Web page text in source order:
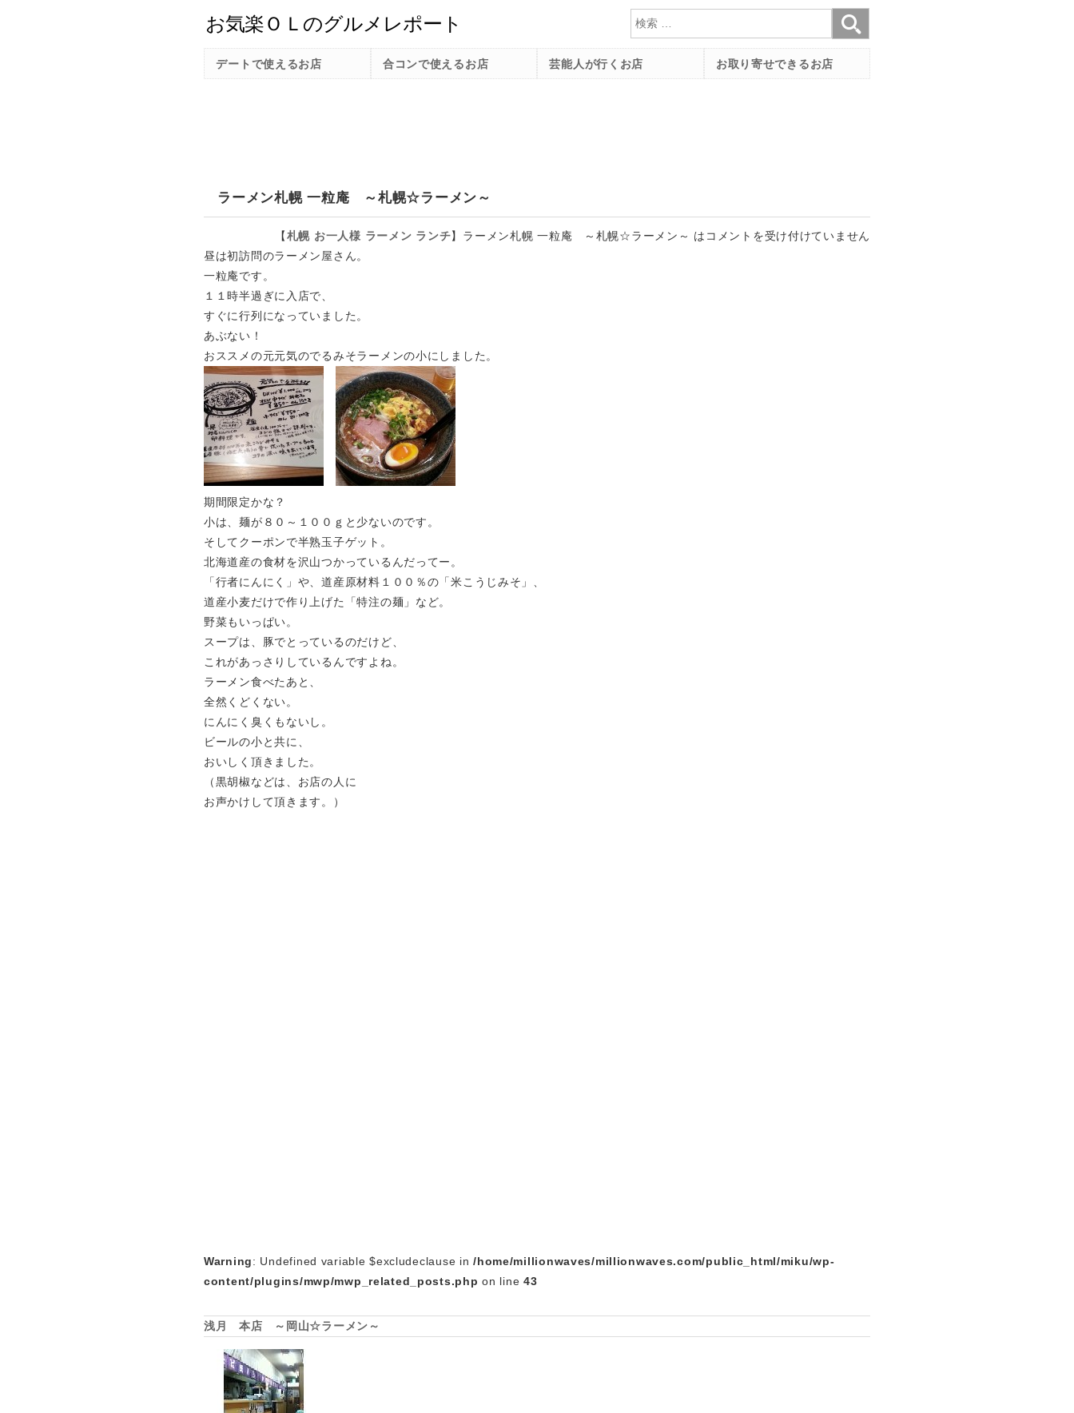
検索
ラーメン札幌 一粒庵 ～札幌☆ラーメン～
【札幌 お一人様 ラーメン ランチ】 ラーメン札幌 一粒庵 ～札幌☆ラーメン～ は コメントを受け付けていません
昼は初訪問のラーメン屋さん。
一粒庵です。
１１時半過ぎに入店で、
すぐに行列になっていました。
あぶない！
おススメの元元気のでるみそラーメンの小にしました。
期間限定かな？
小は、麺が８０～１００ｇと少ないのです。
そしてクーポンで半熟玉子ゲット。
北海道産の食材を沢山つかっているんだってー。
「行者にんにく」や、道産原材料１００％の「米こうじみそ」、
道産小麦だけで作り上げた「特注の麺」など。
野菜もいっぱい。
スープは、豚でとっているのだけど、
これがあっさりしているんですよね。
ラーメン食べたあと、
全然くどくない。
にんにく臭くもないし。
ビールの小と共に、
おいしく頂きました。
（黒胡椒などは、お店の人に
お声かけして頂きます。）
Warning: Undefined variable $excludeclause in/home/millionwaves/millionwaves.com/public_html/miku/wp-
content/plugins/mwp/mwp_related_posts.php on line43
浅月 本店 ～岡山☆ラーメン～
デートで使えるお店 合コンで使えるお店 芸能人が行くお店 お取り寄せできるお店